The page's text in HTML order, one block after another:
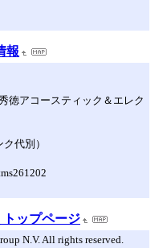
報
徳アコースティック＆エレク
代別）
トップページ
N.V. All rights reserved.